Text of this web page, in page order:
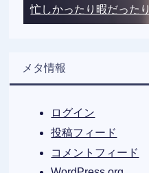
忙しかったり暇だったり
メタ情報
ログイン
投稿フィード
コメントフィード